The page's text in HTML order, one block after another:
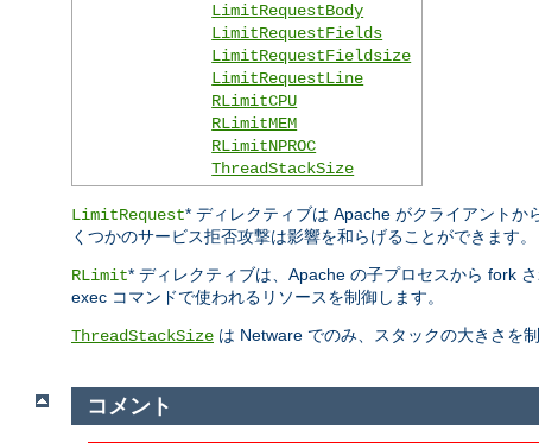
LimitRequestBody
LimitRequestFields
LimitRequestFieldsize
LimitRequestLine
RLimitCPU
RLimitMEM
RLimitNPROC
ThreadStackSize
LimitRequest* ディレクティブは Apache がクライアント
くつかのサービス拒否攻撃は影響を和らげることができます。
RLimit* ディレクティブは、Apache の子プロセスから fork
exec コマンドで使われるリソースを制御します。
ThreadStackSize は Netware でのみ、スタックの大きさを
コメント